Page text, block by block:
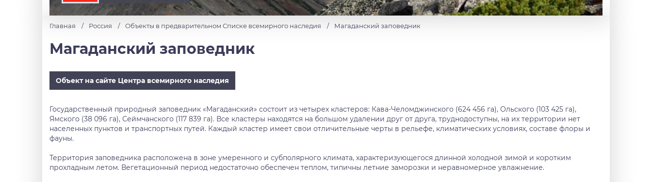
Главная Россия Объекты в предварительном Списке всемирного наследия Магаданский заповедник
Магаданский заповедник
Объект на сайте Центра всемирного наследия
Государственный природный заповедник «Магаданский» состоит из четырех кластеров: Кава-Челомджинского (624 456 га), Ольского (103 425 га),
Ямского (38 096 га), Сеймчанского (117 839 га). Все кластеры находятся на большом удалении друг от друга, труднодоступны, на их территории нет
населенных пунктов и транспортных путей. Каждый кластер имеет свои отличительные черты в рельефе, климатических условиях, составе флоры и
фауны.
Территория заповедника расположена в зоне умеренного и субполярного климата, характеризующегося длинной холодной зимой и коротким
прохладным летом. Вегетационный период недостаточно обеспечен теплом, типичны летние заморозки и неравномерное увлажнение.